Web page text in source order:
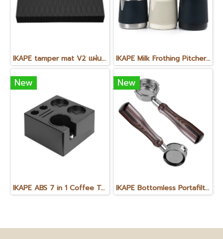
IKAPE tamper mat V2 แผ่นรองแทมเปอร์ V2 IKAPE Milk Frothing Pitcher-V3 พิชเชอร์ ไม่มีหูจับ V3 ขนาด 500 ml. (1ใบ)
New
IKAPE ABS 7 in 1 Coffee Tool Organiser
New
IKAPE Bottomless Portafilter Colorful Wooden Handle-Hhantom ก้านชงแบบไม่มีทางน้ำไหล หัว E61 สี Shadow Black ขนาด 58 mm